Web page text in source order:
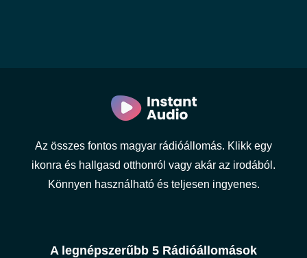
Az összes fontos magyar rádióállomás. Klikk egy
ikonra és hallgasd otthonról vagy akár az irodából.
Könnyen használható és teljesen ingyenes.
A legnépszerűbb 5 Rádióállomások